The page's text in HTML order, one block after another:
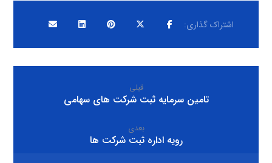
قبلی
تامین سرمایه ثبت شرکت های سهامی
بعدی
رویه اداره ثبت شرکت ها